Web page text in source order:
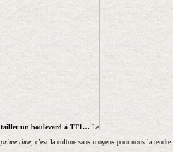
tailler un boulevard à TF1… Le
prime time, c’est la culture sans moyens pour nous la rendre